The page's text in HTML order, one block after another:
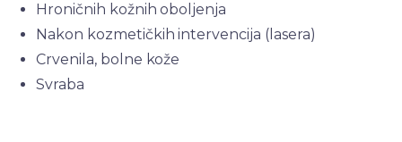
Hroničnih kožnih oboljenja
Nakon kozmetičkih intervencija (lasera)
Crvenila, bolne kože
Svraba